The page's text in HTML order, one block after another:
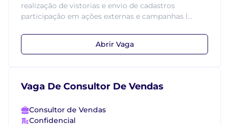
realização de vistorias e envio de cadastros
participação em ações externas e campanhas l...
Abrir Vaga
Vaga De Consultor De Vendas
Consultor de Vendas
Confidencial